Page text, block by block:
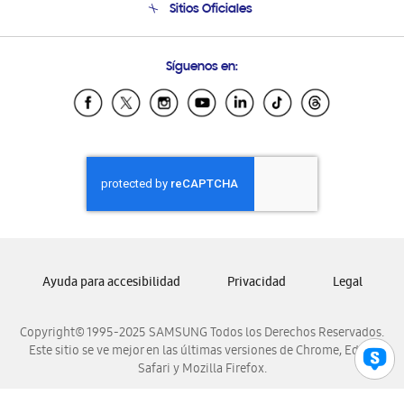
Condiciones de Compra
Soporte vía eMail
Sitios Oficiales
Samsung Ecuador
Samsung El Salvador
Samsung Honduras
Samsung Nicaragua
Samsung Panamá
Samsung Venezuela
Síguenos en:
Copyright© 1995-2025 SAMSUNG Todos los Derechos Reservados.
Este sitio se ve mejor en las últimas versiones de Chrome, Edge,
Safari y Mozilla Firefox.
Ayuda para accesibilidad Privacidad Legal